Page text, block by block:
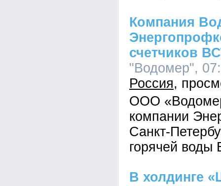
Компания
счетчиков
"Водомер",
Россия
ООО
компании
Санкт-
горячей
В холдинге